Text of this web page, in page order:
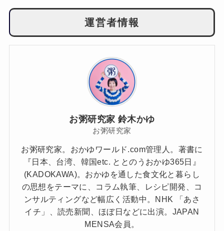
運営者情報
お粥研究家 鈴木かゆ
お粥研究家
お粥研究家。おかゆワールド.com管理人。著書に
『日本、台湾、韓国etc. ととのうおかゆ365日』
(KADOKAWA)。おかゆを通した食文化と暮らし
の思想をテーマに、コラム執筆、レシピ開発、コ
ンサルティングなど幅広く活動中。NHK 「あさ
イチ」、読売新聞、ほぼ日などに出演。JAPAN
MENSA会員。